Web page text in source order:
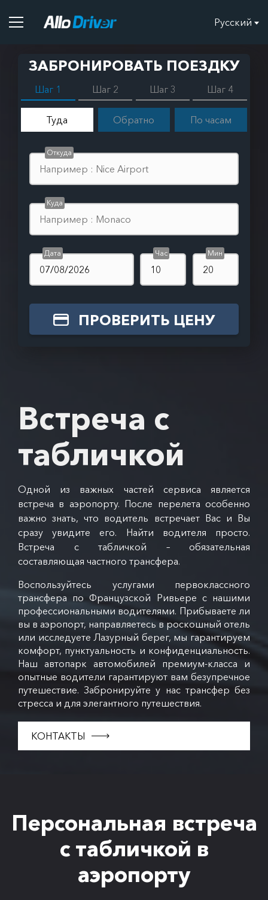
Русский
ЗАБРОНИРОВАТЬ ПОЕЗДКУ
Шаг 1 Шаг 2 Шаг 3 Шаг 4
Туда Обратно По часам
Откуда
Куда
Дата Час Мин
ПРОВЕРИТЬ ЦЕНУ
Встреча с
табличкой
Одной из важных частей сервиса является
встреча в аэропорту. После перелета особенно
важно знать, что водитель встречает Вас и Вы
сразу увидите его. Найти водителя просто.
Встреча с табличкой – обязательная
составляющая частного трансфера.
Воспользуйтесь услугами первоклассного
трансфера по Французской Ривьере с нашими
профессиональными водителями. Прибываете ли
вы в аэропорт, направляетесь в роскошный отель
или исследуете Лазурный берег, мы гарантируем
комфорт, пунктуальность и конфиденциальность.
Наш автопарк автомобилей премиум-класса и
опытные водители гарантируют вам безупречное
путешествие. Забронируйте у нас трансфер без
стресса и для элегантного путешествия.
КОНТАКТЫ
Персональная встреча
с табличкой в
аэропорту